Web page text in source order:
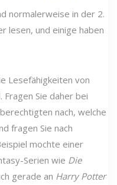
normalerweise in der 2.
lesen, und einige haben
Lesefähigkeiten von
Fragen Sie daher bei
nach, welche
fragen Sie nach
mochte einer
Serien wie Die
gerade an Harry Potter